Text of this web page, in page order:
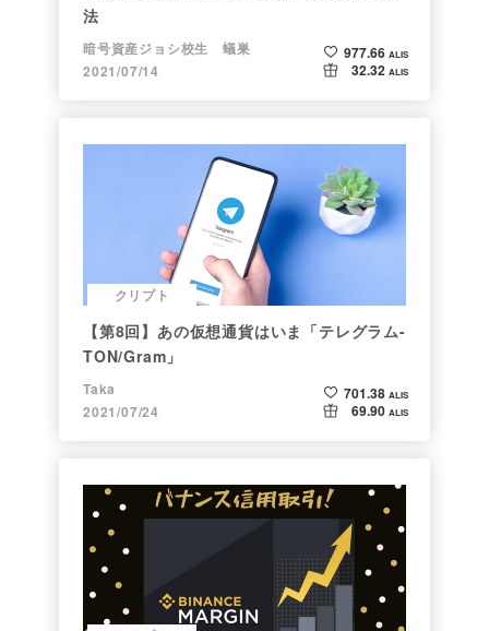
法
暗号資産ジョシ校生 蟻巣
2021/07/14
977.66 ALIS
32.32 ALIS
クリプト
【第8回】あの仮想通貨はいま「テレグラム-
TON/Gram」
Taka
2021/07/24
701.38 ALIS
69.90 ALIS